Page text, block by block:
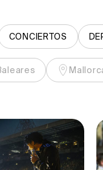
CONCIERTOS